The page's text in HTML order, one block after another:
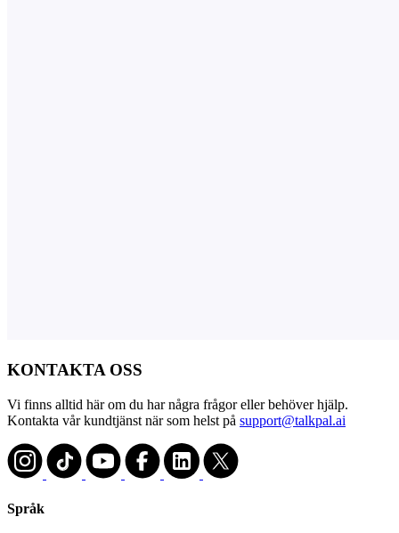
KONTAKTA OSS
Vi finns alltid här om du har några frågor eller behöver hjälp.
Kontakta vår kundtjänst när som helst på support@talkpal.ai
Språk